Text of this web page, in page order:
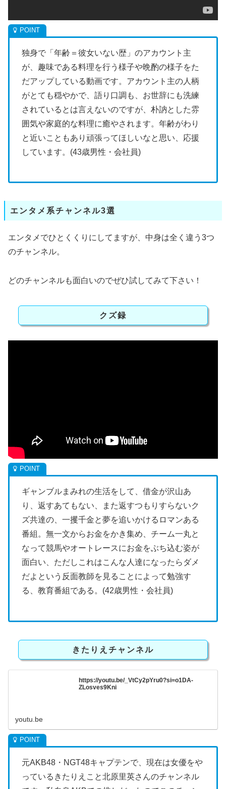
独身で「年齢＝彼女いない歴」のアカウント主
が、趣味である料理を行う様子や晩酌の様子をた
だアップしている動画です。アカウント主の人柄
がとても穏やかで、語り口調も、お世辞にも洗練
されているとは言えないのですが、朴訥とした雰
囲気や家庭的な料理に癒やされます。年齢がわり
と近いこともあり頑張ってほしいなと思い、応援
しています。(43歳男性・会社員)
エンタメ系チャンネル3選
エンタメでひとくくりにしてますが、中身は全く違う3つ
のチャンネル。
どのチャンネルも面白いのでぜひ試してみて下さい！
クズ録
ギャンブルまみれの生活をして、借金が沢山あ
り、返すあてもない、また返すつもりすらないク
ズ共達の、一攫千金と夢を追いかけるロマンある
番組。無一文からお金をかき集め、チーム一丸と
なって競馬やオートレースにお金をぶち込む姿が
面白い、ただしこれはこんな人達になったらダメ
だよという反面教師を見ることによって勉強す
る、教育番組である。(42歳男性・会社員)
きたりえチャンネル
https://youtu.be/_VtCy2pYru0?si=o1DA-
ZLosves9Kni
youtu.be
元AKB48・NGT48キャプテンで、現在は女優をや
っているきたりえこと北原里英さんのチャンネル